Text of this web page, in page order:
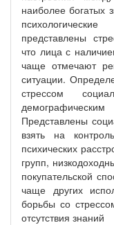
наиболее богатых
представлены
что лица с
чаще отмечают
ситуации.
стрессом
Представлены
взять на
психических
групп,
покупательской
чаще других
борьбы со
отсутствия знаний